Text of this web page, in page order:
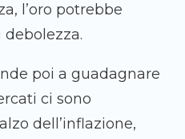
l’oro potrebbe
poi a guadagnare
ci sono
dell’inflazione,